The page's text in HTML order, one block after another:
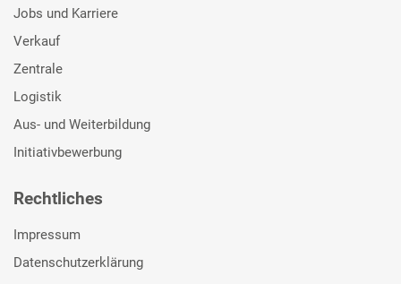
Jobs und Karriere
Verkauf
Zentrale
Logistik
Aus- und Weiterbildung
Initiativbewerbung
Rechtliches
Impressum
Datenschutzerklärung